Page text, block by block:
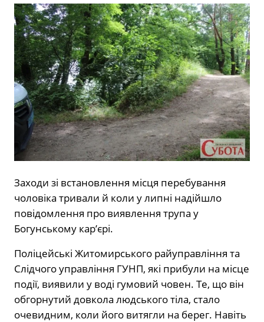
Заходи зі встановлення місця перебування
чоловіка тривали й коли у липні надійшло
повідомлення про виявлення трупа у
Богунському кар’єрі.
Поліцейські Житомирського райуправління та
Слідчого управління ГУНП, які прибули на місце
події, виявили у воді гумовий човен. Те, що він
обгорнутий довкола людського тіла, стало
очевидним, коли його витягли на берег. Навіть